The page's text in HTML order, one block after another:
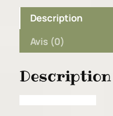
€
a
é
d
e
Description
Avis (0)
Description